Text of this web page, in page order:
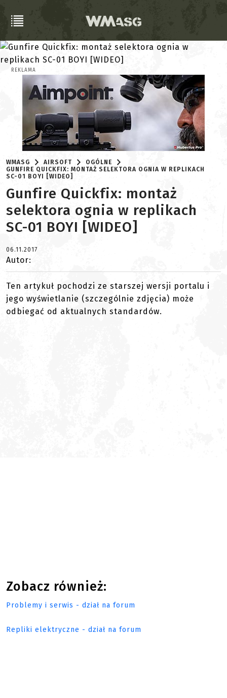
REKLAMA
WMASG AIRSOFT
OGÓLNE
GUNFIRE QUICKFIX: MONTAŻ SELEKTORA OGNIA W REPLIKACH
SC-01 BOYI [WIDEO]
Gunfire Quickfix: montaż
selektora ognia w replikach
SC-01 BOYI [WIDEO]
06.11.2017
Autor:
Ten artykuł pochodzi ze starszej wersji portalu i
jego wyświetlanie (szczególnie zdjęcia) może
odbiegać od aktualnych standardów.
Zobacz również:
Problemy i serwis - dział na forum
Repliki elektryczne - dział na forum